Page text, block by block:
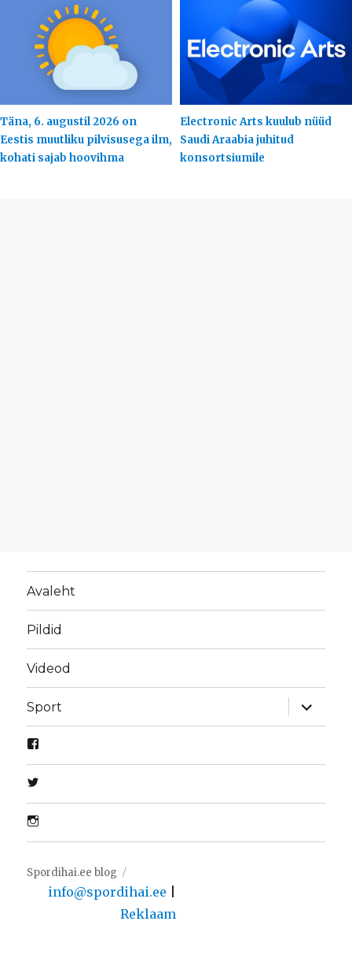
Täna, 6. augustil 2026 on
Eestis muutliku pilvisusega ilm,
kohati sajab hoovihma
Electronic Arts kuulub nüüd
Saudi Araabia juhitud
konsortsiumile
Avaleht
Pildid
Videod
Sport
laienda
Spordihai.ee blog
info@spordihai.ee
Reklaam